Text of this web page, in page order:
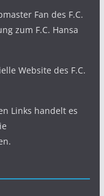
Fan des F.C.
zum F.C. Hansa
Website des F.C.
Links handelt es